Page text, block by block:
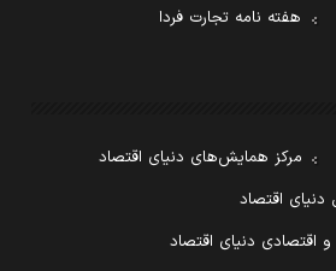
هفته نامه تجارت فردا
مرکز همایش‌های دنیای اقتصاد
اقتصاد
دنیای اقتصاد